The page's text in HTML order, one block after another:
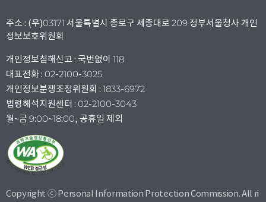
주소 : (우)03171 서울특별시 종로구 세종대로 209 정부서울청사 개인
정보보호위원회
개인정보침해신고 : 국번없이 118
대표전화 : 02-2100-3025
개인정보분쟁조정위원회 : 1833-6972
법령해석지원센터 : 02-2100-3043
월~금 9:00~18:00, 공휴일 제외
Copyright ⓒ Personal Information Protection Commission. All ri